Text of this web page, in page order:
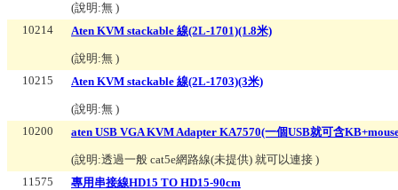
(說明:無 )
10214
Aten KVM stackable 線(2L-1701)(1.8米)
(說明:無 )
10215
Aten KVM stackable 線(2L-1703)(3米)
(說明:無 )
10200
aten USB VGA KVM Adapter KA7570(一個USB就可含
(說明:透過一般 cat5e網路線(未提供) 就可以連接 )
11575
專用串接線HD15 TO HD15-90cm